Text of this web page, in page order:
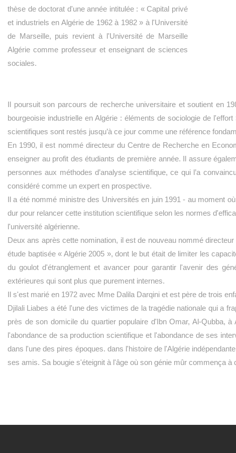
thèse de doctorat d'une année intitulée : « Capital privé
et industriels en Algérie de 1962 à 1982 » à l'Université
de Marseille, puis revient à l'Université de Marseille
Algérie comme professeur et enseignant de sciences
sociales.
Il poursuit son parcours de recherche universitaire et soutient en
bourgeoisie industrielle en Algérie : éléments de sociologie de
scientifiques sont restés jusqu’à ce jour comme une référence
En 1990, il est nommé directeur du Centre de Recherche en
enseigner au profit des étudiants de première année. Il assure
personnes aux méthodes d’analyse scientifique, ce qui l’a
considéré comme un expert en prospective.
Il a été nommé ministre des Universités en juin 1991 - au moment
dur pour relancer cette institution scientifique selon les normes
l'université algérienne.
Deux ans après cette nomination, il est de nouveau nommé
étude baptisée « Algérie 2005 », dont le but était de limiter les
du goulot d'étranglement et avancer pour garantir l'avenir des
extérieures qui sont plus que purement internes.
Il s'est marié en 1972 avec Mme Dalila Darqini et est père de trois
Djilali Liabes a été l'une des victimes de la tragédie nationale qui a
près de son domicile du quartier populaire d'Ibn Omar, Al-Qubba,
l'abondance de sa production scientifique et l'abondance de ses
dans l'une des pires époques. dans l'histoire de l'Algérie
ses amis. Sa bougie s'éteignit à l'âge où son génie mûr commença à